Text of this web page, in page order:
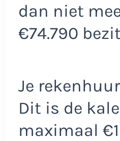
dan niet
€74.790
Je
Dit is de
maximaal